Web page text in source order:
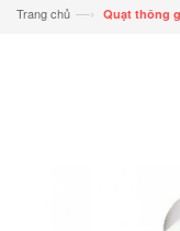
Trang chủ —› Quạt thông